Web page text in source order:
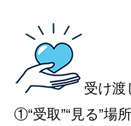
受け渡
①“受取”“見る”場